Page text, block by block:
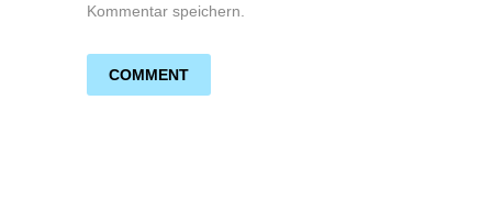
Kommentar speichern.